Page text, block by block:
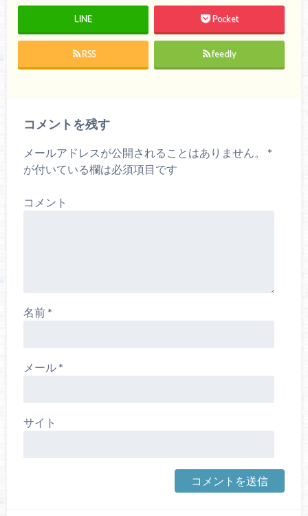
LINE Pocket
RSS feedly
コメントを残す
メールアドレスが公開されることはありません。
*
が付いている欄は必須項目です
コメント
名前*
メール*
サイト